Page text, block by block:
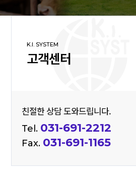
K.I. SYSTEM
고객센터
친절한 상담 도와드립니다.
Tel. 031-691-2212
Fax. 031-691-1165